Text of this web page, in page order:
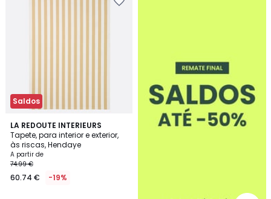
Saldos
LA REDOUTE INTERIEURS
Tapete, para interior e exterior,
às riscas, Hendaye
A partir de
74.99 €
60.74 € -19%
5
/
5